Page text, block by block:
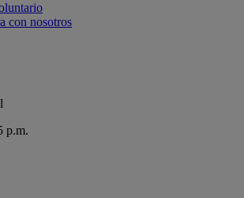
con nosotros
p.m.